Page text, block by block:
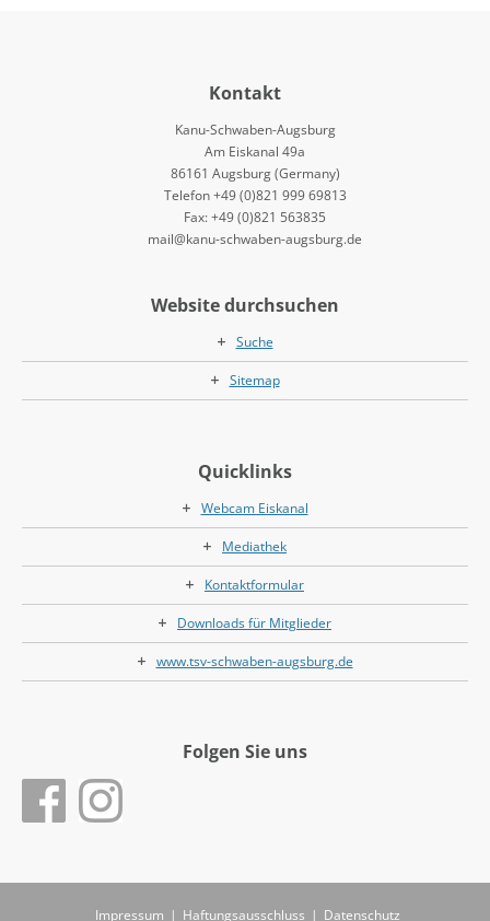
Kontakt
Kanu-Schwaben-Augsburg
Am Eiskanal 49a
86161 Augsburg (Germany)
Telefon +49 (0)821 999 69813
Fax: +49 (0)821 563835
mail@kanu-schwaben-augsburg.de
Website durchsuchen
Suche
Sitemap
Quicklinks
Webcam Eiskanal
Mediathek
Kontaktformular
Downloads für Mitglieder
www.tsv-schwaben-augsburg.de
Folgen Sie uns
Impressum | Haftungsausschluss | Datenschutz